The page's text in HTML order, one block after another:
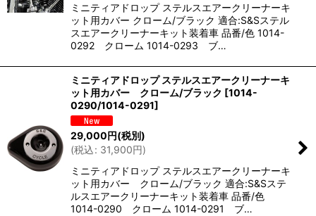
ミニティアドロップ ステルスエアークリーナーキ
ット用カバー クローム/ブラック 適合:S&Sステル
スエアークリーナーキット装着車 品番/色 1014-
0292 クローム 1014-0293 ブ…
ミニティアドロップ ステルスエアークリーナーキ
ット用カバー クローム/ブラック [1014-
0290/1014-0291]
29,000円(税別)
(税込: 31,900円)
ミニティアドロップ ステルスエアークリーナーキ
ット用カバー クローム/ブラック 適合:S&Sステ
ルスエアークリーナーキット装着車 品番/色
1014-0290 クローム 1014-0291 ブ…